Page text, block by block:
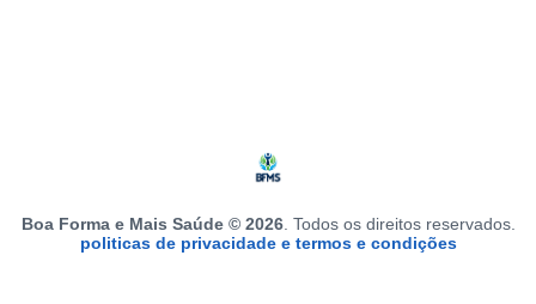
Boa Forma e Mais Saúde © 2026. Todos os direitos reservados.
politicas de privacidade e termos e condições